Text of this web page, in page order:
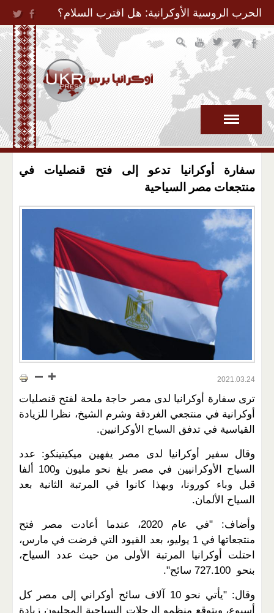
Jump to Navigation
الحرب الروسية الأوكرانية: هل اقترب السلام؟
سفارة أوكرانيا تدعو إلى فتح قنصليات في
منتجعات مصر السياحية
2021.03.24
ترى سفارة أوكرانيا لدى مصر حاجة ملحة لفتح قنصليات
أوكرانية في منتجعي الغردقة وشرم الشيخ، نظرا للزيادة
القياسية في تدفق السياح الأوكرانيين.
وقال سفير أوكرانيا لدى مصر يفهين ميكيتينكو: عدد
السياح الأوكرانيين في مصر بلغ نحو مليون و100 ألفا
قبل وباء كورونا، وبهذا كانوا في المرتبة الثانية بعد
السياح الألمان.
وأضاف: "في عام 2020، عندما أعادت مصر فتح
منتجعاتها في 1 يوليو، بعد القيود التي فرضت في مارس،
احتلت أوكرانيا المرتبة الأولى من حيث عدد السياح،
بنحو 727.100 سائح".
وقال: "يأتي نحو 10 آلاف سائح أوكراني إلى مصر كل
أسبوع، ويتوقع منظمو الرحلات السياحية المحليون زيادة